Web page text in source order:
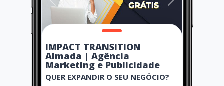
IMPACT TRANSITION
Almada | Agência
Marketing e Publicidade
QUER EXPANDIR O SEU NEGÓCIO?